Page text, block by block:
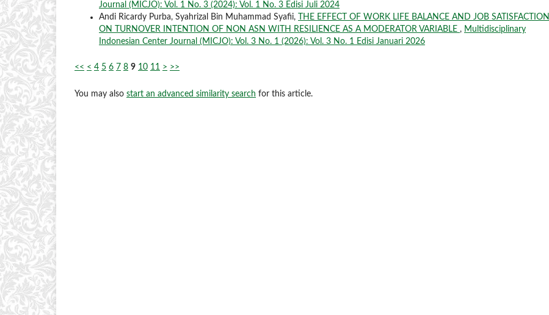
Journal (MICJO): Vol. 1 No. 3 (2024): Vol. 1 No. 3 Edisi Juli 2024
Andi Ricardy Purba, Syahrizal Bin Muhammad Syafii,
THE EFFECT OF WORK LIFE BALANCE AND JOB SATISFACTION
ON TURNOVER INTENTION OF NON ASN WITH RESILIENCE AS A MODERATOR VARIABLE , Multidisciplinary
Indonesian Center Journal (MICJO): Vol. 3 No. 1 (2026): Vol. 3 No. 1 Edisi Januari 2026
<< < 4 5 6 7 8 9 10 11 > >>
You may also start an advanced similarity search for this article.